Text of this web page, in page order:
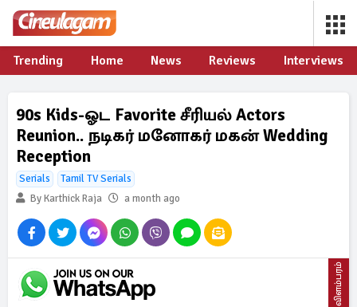
Trending Home News Reviews Interviews
90s Kids-ஓட Favorite சீரியல் Actors
Reunion.. நடிகர் மனோகர் மகன் Wedding
Reception
Serials
Tamil TV Serials
By Karthick Raja
a month ago
விளம்பரம்